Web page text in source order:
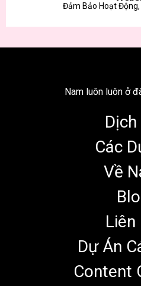
Đảm Bảo Hoạt
Nam luôn luôn ở
Dịch
Các
Về
Liên
Dự Án
Content